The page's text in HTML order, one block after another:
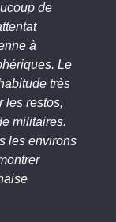
de
à
Le
très
les restos,
militaires.
les environs